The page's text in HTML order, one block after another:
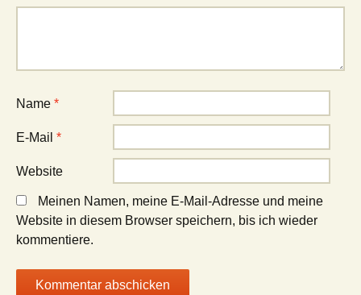
Name *
E-Mail *
Website
Meinen Namen, meine E-Mail-Adresse und meine
Website in diesem Browser speichern, bis ich wieder
kommentiere.